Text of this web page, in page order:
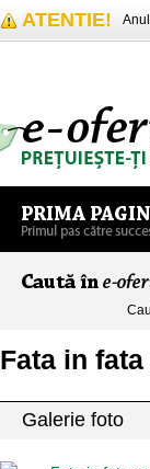
ATENTIE!
Fata in
Galerie foto